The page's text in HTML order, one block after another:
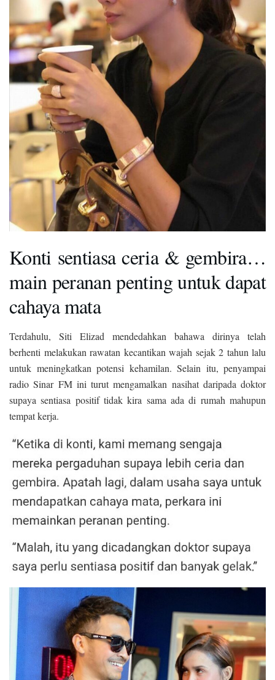
Konti sentiasa ceria & gembira…
main peranan penting untuk dapat
cahaya mata
Terdahulu, Siti Elizad mendedahkan bahawa dirinya telah
berhenti melakukan rawatan kecantikan wajah sejak 2 tahun lalu
untuk meningkatkan potensi kehamilan. Selain itu, penyampai
radio Sinar FM ini turut mengamalkan nasihat daripada doktor
supaya sentiasa positif tidak kira sama ada di rumah mahupun
tempat kerja.